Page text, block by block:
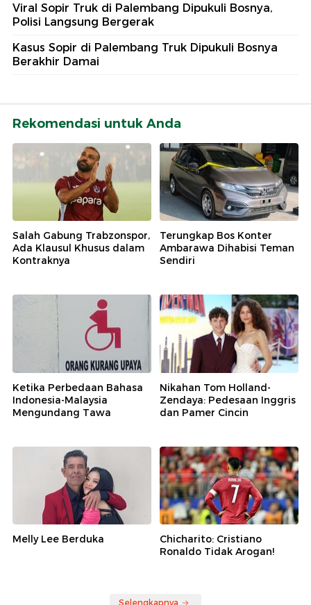
Viral Sopir Truk di Palembang Dipukuli Bosnya,
Polisi Langsung Bergerak
Kasus Sopir di Palembang Truk Dipukuli Bosnya
Berakhir Damai
Rekomendasi untuk Anda
Salah Gabung Trabzonspor,
Ada Klausul Khusus dalam
Kontraknya
Terungkap Bos Konter
Ambarawa Dihabisi Teman
Sendiri
Ketika Perbedaan Bahasa
Indonesia-Malaysia
Mengundang Tawa
Nikahan Tom Holland-
Zendaya: Pedesaan Inggris
dan Pamer Cincin
Melly Lee Berduka
Chicharito: Cristiano
Ronaldo Tidak Arogan!
Selengkapnya